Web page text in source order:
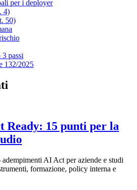
per i deployer
4)
50)
passi
132/2025
Ready: 15 punti per la
AI Act per aziende e studi
formazione, policy interna e